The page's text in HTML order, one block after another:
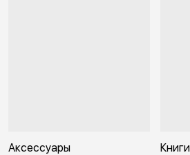
Аксессуары Книги